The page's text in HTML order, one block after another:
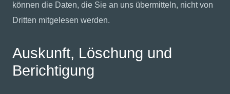
können die Daten, die Sie an uns übermitteln, nicht von
Dritten mitgelesen werden.
Auskunft, Löschung und
Berichtigung